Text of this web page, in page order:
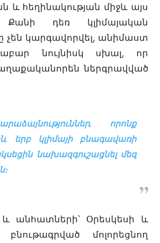
և հեղինակության միջև այս
Քանի դեռ կլիմայական
չեն կարգավորվել, անիմաստ
նույնիսկ սխալ, որ
ներգրավված
որոնք
երբ կլիմայի բնագավառի
նախազգուշացնել մեզ
և անհատների՝ Օրեսկեսի և
բնութագրված մոլորեցնող